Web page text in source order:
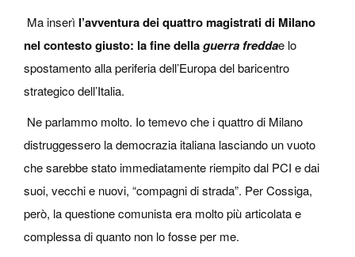
Ma inserì l’avventura dei quattro magistrati di Milano
nel contesto giusto: la fine dellaguerra freddae lo
spostamento alla periferia dell’Europa del baricentro
strategico dell’Italia.
Ne parlammo molto. Io temevo che i quattro di Milano
distruggessero la democrazia italiana lasciando un vuoto
che sarebbe stato immediatamente riempito dal PCI e dai
suoi, vecchi e nuovi, “compagni di strada”. Per Cossiga,
però, la questione comunista era molto più articolata e
complessa di quanto non lo fosse per me.